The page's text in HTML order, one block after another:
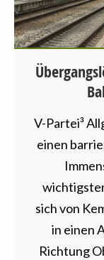
V-Partei³
einen
sich von
in einen
Richtung